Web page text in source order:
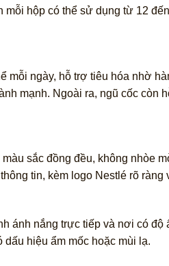
hộp có thể sử dụng từ 12
mỗi ngày, hỗ trợ tiêu hóa nhờ
mạnh. Ngoài ra, ngũ cốc
sắc đồng đều, không
tin, kèm logo Nestlé rõ ràng
ánh nắng trực tiếp và nơi có
hiệu ẩm mốc hoặc mùi lạ.